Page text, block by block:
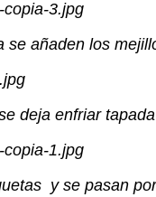
se añaden los
deja enfriar
y se pasan